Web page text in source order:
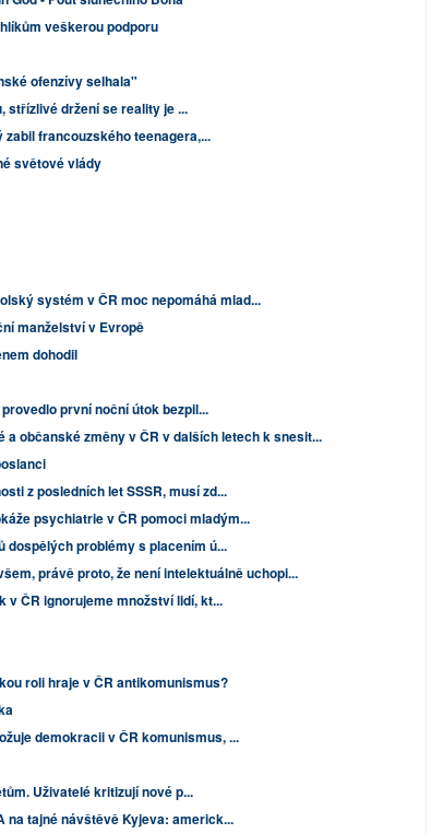
veškerou podporu
ofenzívy selhala"
střízlivé držení se reality je ...
francouzského teenagera,...
světové vlády
systém v ČR moc nepomáhá mlad...
manželství v Evropě
dohodil
první noční útok bezpil...
a občanské změny v ČR v dalších letech k snesit...
z posledních let SSSR, musí zd...
psychiatrie v ČR pomoci mladým...
dospělých problémy s placením ú...
právě proto, že není intelektuálně uchopi...
ČR ignorujeme množství lidí, kt...
roli hraje v ČR antikomunismus?
demokracii v ČR komunismus, ...
Uživatelé kritizují nové p...
na tajné návštěvě Kyjeva: americk...